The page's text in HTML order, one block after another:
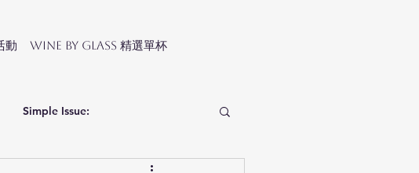
動 Wine by Glass 精選單杯
Simple Issue: